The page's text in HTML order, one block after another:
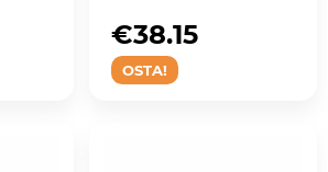
OSTA!
€38.15